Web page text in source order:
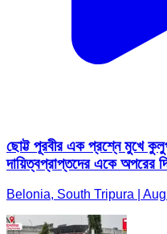
ছোট্ট পূরবীর এক প্রশ্নে মুখে
দায়িত্বপ্রাপ্তদের একে
Belonia, South Tripura |